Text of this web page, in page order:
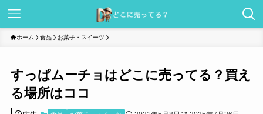
ホーム 食品 お菓子・スイーツ
すっぱムーチョはどこに売ってる？買え
る場所はココ